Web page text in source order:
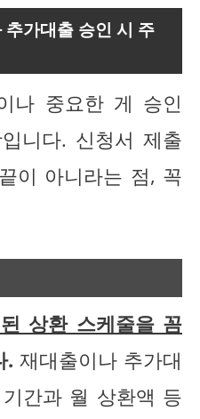
가대출 승인 시 주
나 중요한 게 승인
니다. 신청서 제출
이 아니라는 점, 꼭
상환 스케줄을 꼼
. 재대출이나 추가대
간과 월 상환액 등